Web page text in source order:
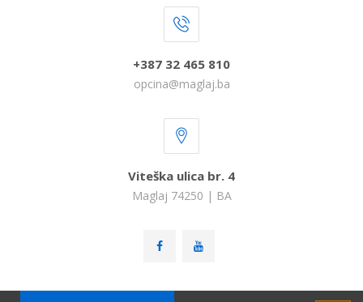
+387 32 465 810
opcina@maglaj.ba
Viteška ulica br. 4
Maglaj 74250 | BA